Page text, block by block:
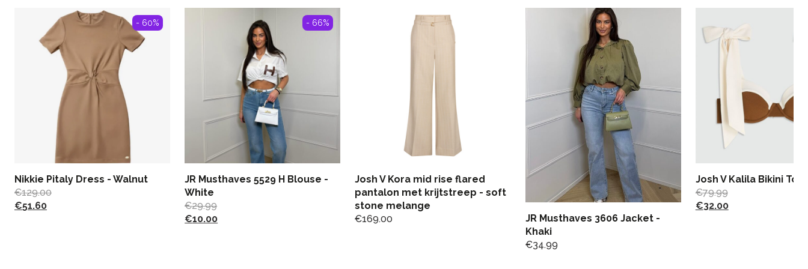
- 60%
Nikkie Pitaly Dress - Walnut
€129.00
€51.60
- 66%
JR Musthaves 5529 H Blouse -
White
€29.99
€10.00
Josh V Kora mid rise flared
pantalon met krijtstreep - soft
stone melange
€169.00
JR Musthaves 3606 Jacket -
Khaki
€34.99
Josh V Kalila Bikini
€79.99
€32.00